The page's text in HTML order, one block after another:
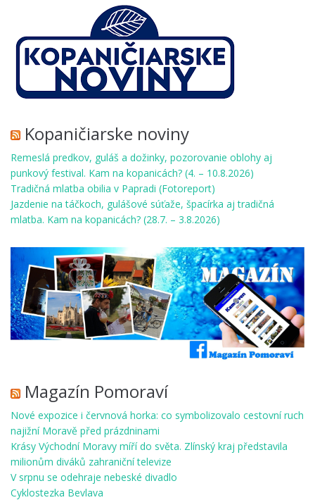
Kopaničiarske noviny
Remeslá predkov, guláš a dožinky, pozorovanie oblohy aj
punkový festival. Kam na kopanicách? (4. – 10.8.2026)
Tradičná mlatba obilia v Papradi (Fotoreport)
Jazdenie na táčkoch, gulášové súťaže, špacírka aj tradičná
mlatba. Kam na kopanicách? (28.7. – 3.8.2026)
Magazín Pomoraví
Nové expozice i červnová horka: co symbolizovalo cestovní ruch
najižní Moravě před prázdninami
Krásy Východní Moravy míří do světa. Zlínský kraj představila
milionům diváků zahraniční televize
V srpnu se odehraje nebeské divadlo
Cyklostezka Bevlava